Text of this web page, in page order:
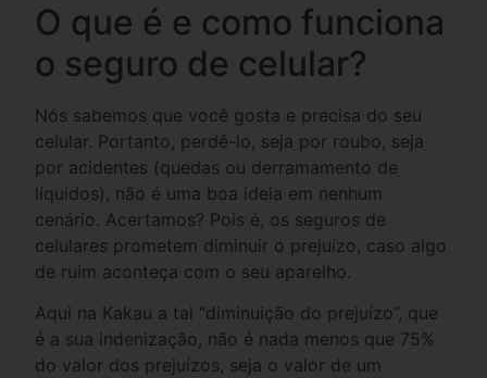
O que é e como funciona
o seguro de celular?
Nós sabemos que você gosta e precisa do seu
celular. Portanto, perdê-lo, seja por roubo, seja
por acidentes (quedas ou derramamento de
líquidos), não é uma boa ideia em nenhum
cenário. Acertamos? Pois é, os seguros de
celulares prometem diminuir o prejuízo, caso algo
de ruim aconteça com o seu aparelho.
Aqui na Kakau a tal “diminuição do prejuízo”, que
é a sua indenização, não é nada menos que 75%
do valor dos prejuízos, seja o valor de um